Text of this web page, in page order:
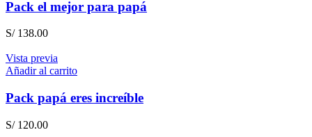
Pack el mejor para papá
S/138.00
Vista previa
Añadir al carrito
Pack papá eres increíble
S/120.00